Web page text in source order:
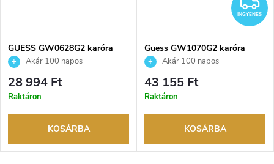
GUESS GW0628G2 karóra
Akár 100 napos
visszaküldési lehetőség. Hivatalos
márkakereskedő.
28 994 Ft
Raktáron
KOSÁRBA
INGYENES
Guess GW1070G2 karóra
Akár 100 napos
visszaküldési lehetőség. Hivatalos
márkakereskedő.
43 155 Ft
Raktáron
KOSÁRBA